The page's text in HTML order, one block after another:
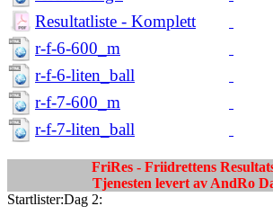
Resultatliste - Komplett
r-f-6-600_m
r-f-6-liten_ball
r-f-7-600_m
r-f-7-liten_ball
FriRes - Friidrettens
Tjenesten levert av AndRo
Startlister:Dag 2: